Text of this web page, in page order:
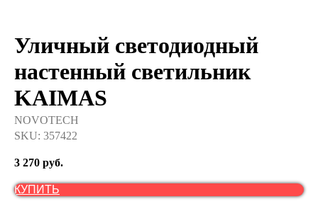
Уличный светодиодный
настенный светильник
KAIMAS
NOVOTECH
SKU: 357422
3 270 руб.
КУПИТЬ